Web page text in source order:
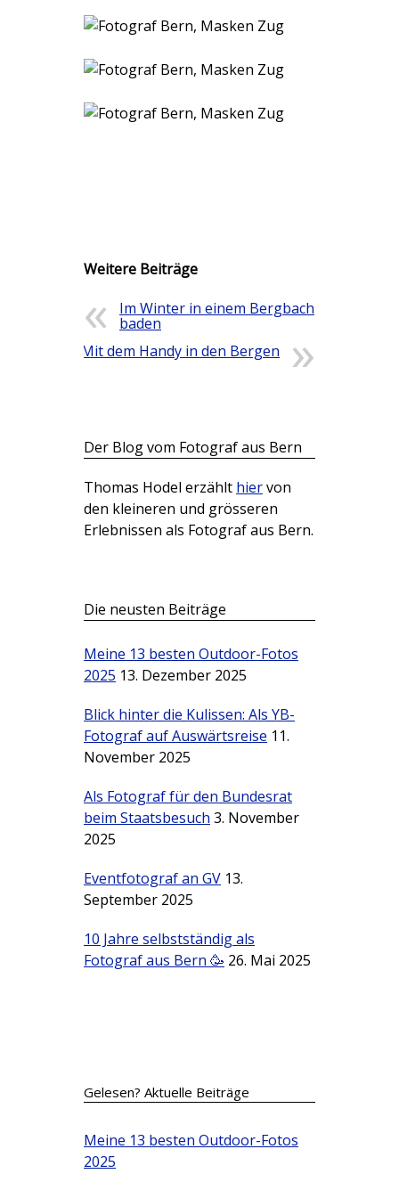
Weitere Beiträge
Im Winter in einem Bergbach
baden
Mit dem Handy in den Bergen
Der Blog vom Fotograf aus Bern
Thomas Hodel erzählt hiervon
den kleineren und grösseren
Erlebnissen als Fotograf aus Bern.
Die neusten Beiträge
Meine 13 besten Outdoor-Fotos
2025 13. Dezember 2025
Blick hinter die Kulissen: Als YB-
Fotograf auf Auswärtsreise 11.
November 2025
Als Fotograf für den Bundesrat
beim Staatsbesuch 3. November
2025
Eventfotograf an GV 13.
September 2025
10 Jahre selbstständig als
Fotograf aus Bern 🥳 26. Mai 2025
Gelesen? Aktuelle Beiträge
Meine 13 besten Outdoor-Fotos
2025